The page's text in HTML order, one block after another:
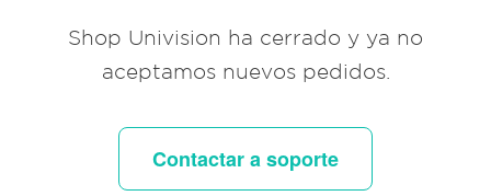
Shop Univision ha cerrado y ya no
aceptamos nuevos pedidos.
Contactar a soporte